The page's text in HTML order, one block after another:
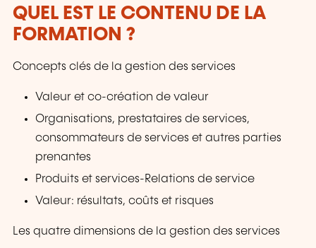
QUEL EST LE CONTENU DE LA
FORMATION ?
Concepts clés de la gestion des services
Valeur et co-création de valeur
Organisations, prestataires de services,
consommateurs de services et autres parties
prenantes
Produits et services-Relations de service
Valeur: résultats, coûts et risques
Les quatre dimensions de la gestion des services